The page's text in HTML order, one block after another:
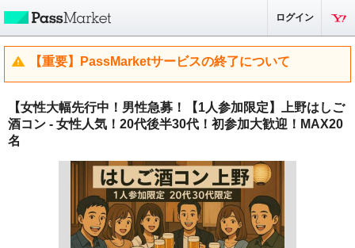
ログイン
【重要】PassMarketサービスの終了について
【女性大幅先行中！男性急募！【1人参加限定】上野はしご
酒コン - 女性人気！20代後半30代！初参加大歓迎！MAX20
名